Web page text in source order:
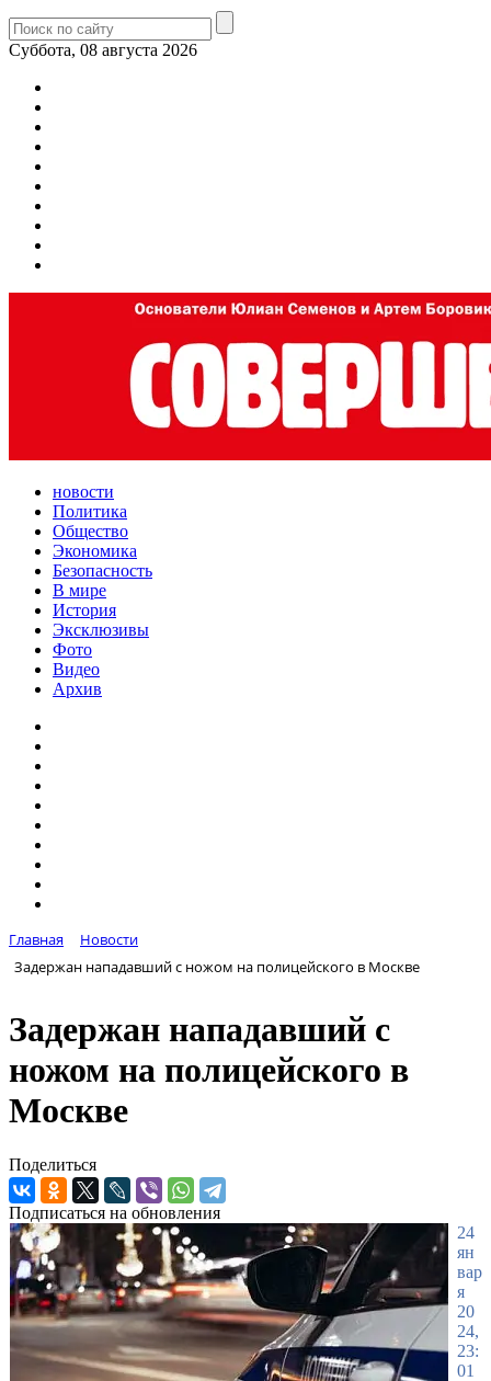
Суббота, 08 августа 2026
новости
Политика
Общество
Экономика
Безопасность
В мире
История
Эксклюзивы
Фото
Видео
Архив
Главная
Новости
Задержан нападавший с ножом на полицейского в Москве
Задержан нападавший с
ножом на полицейского в
Москве
Поделиться
Подписаться на обновления
24
ян
вар
я
20
24,
23:
01